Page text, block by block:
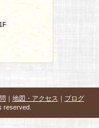
｜ 地図・アクセス ｜ ブログ
reserved.